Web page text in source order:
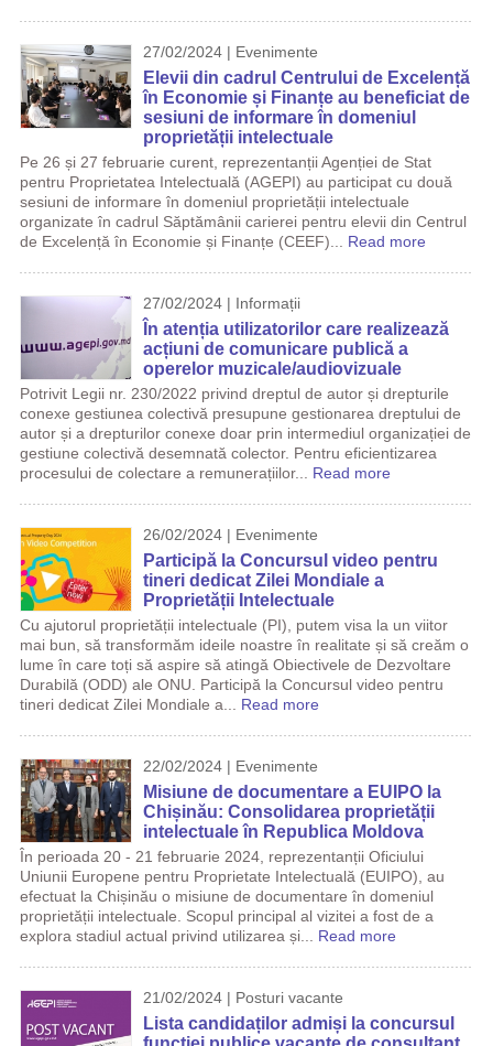
27/02/2024 | Evenimente
Elevii din cadrul Centrului de Excelență
în Economie și Finanțe au beneficiat de
sesiuni de informare în domeniul
proprietății intelectuale
Pe 26 și 27 februarie curent, reprezentanții Agenției de Stat
pentru Proprietatea Intelectuală (AGEPI) au participat cu două
sesiuni de informare în domeniul proprietății intelectuale
organizate în cadrul Săptămânii carierei pentru elevii din Centrul
de Excelență în Economie și Finanțe (CEEF)... Read more
27/02/2024 | Informații
În atenția utilizatorilor care realizează
acțiuni de comunicare publică a
operelor muzicale/audiovizuale
Potrivit Legii nr. 230/2022 privind dreptul de autor și drepturile
conexe gestiunea colectivă presupune gestionarea dreptului de
autor și a drepturilor conexe doar prin intermediul organizației de
gestiune colectivă desemnată colector. Pentru eficientizarea
procesului de colectare a remunerațiilor... Read more
26/02/2024 | Evenimente
Participă la Concursul video pentru
tineri dedicat Zilei Mondiale a
Proprietății Intelectuale
Cu ajutorul proprietății intelectuale (PI), putem visa la un viitor
mai bun, să transformăm ideile noastre în realitate și să creăm o
lume în care toți să aspire să atingă Obiectivele de Dezvoltare
Durabilă (ODD) ale ONU. Participă la Concursul video pentru
tineri dedicat Zilei Mondiale a... Read more
22/02/2024 | Evenimente
Misiune de documentare a EUIPO la
Chișinău: Consolidarea proprietății
intelectuale în Republica Moldova
În perioada 20 - 21 februarie 2024, reprezentanții Oficiului
Uniunii Europene pentru Proprietate Intelectuală (EUIPO), au
efectuat la Chișinău o misiune de documentare în domeniul
proprietății intelectuale. Scopul principal al vizitei a fost de a
explora stadiul actual privind utilizarea și... Read more
21/02/2024 | Posturi vacante
Lista candidaților admiși la concursul